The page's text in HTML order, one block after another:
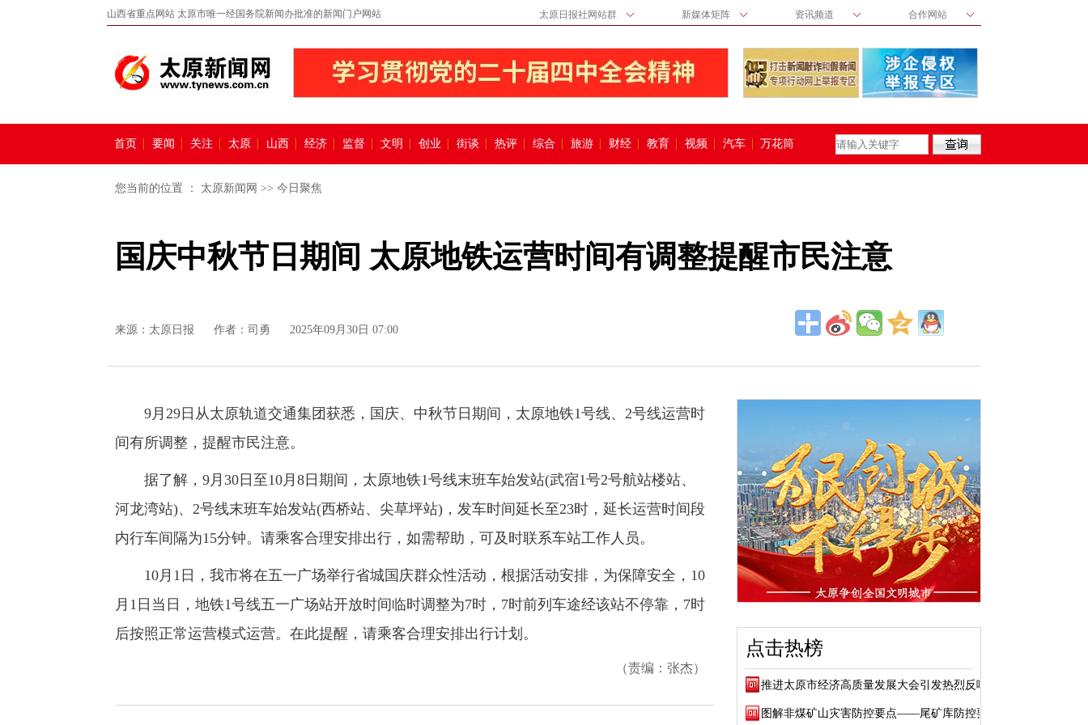
山西省重点网站 太原市唯一经国务院新闻办批准的新闻门户网站 太原日报社网站群 新媒体矩阵 资讯频道 合作网站
首页 要闻 关注 太原 山西 经济 监督 文明 创业 街谈 热评 综合 旅游 财经 教育 视频 汽车 万花筒
您当前的位置 ： 太原新闻网 >> 今日聚焦
国庆中秋节日期间 太原地铁运营时间有调整提醒市民注意
来源： 太原日报 作者：司勇 2025年09月30日 07:00
9月29日从太原轨道交通集团获悉，国庆、中秋节日期间，太原地铁1号线、2号线运营时
间有所调整，提醒市民注意。
据了解，9月30日至10月8日期间，太原地铁1号线末班车始发站(武宿1号2号航站楼站、
河龙湾站)、2号线末班车始发站(西桥站、尖草坪站)，发车时间延长至23时，延长运营时间段
内行车间隔为15分钟。请乘客合理安排出行，如需帮助，可及时联系车站工作人员。
10月1日，我市将在五一广场举行省城国庆群众性活动，根据活动安排，为保障安全，10
月1日当日，地铁1号线五一广场站开放时间临时调整为7时，7时前列车途经该站不停靠，7时
后按照正常运营模式运营。在此提醒，请乘客合理安排出行计划。
（责编：张杰）
点击热榜
推进太原市经济高质量发展大会引发热烈反响
图解非煤矿山灾害防控要点——尾矿库防控要点